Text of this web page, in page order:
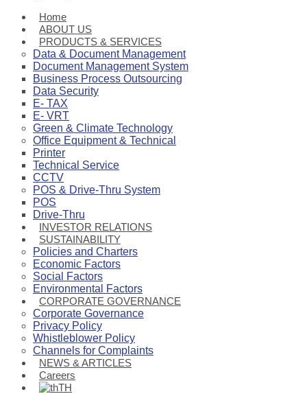
Home
ABOUT US
PRODUCTS & SERVICES
Data & Document Management
Document Management System
Business Process Outsourcing
Data Security
E- TAX
E- VRT
Green & Climate Technology
Office Equipment & Technical
Printer
Technical Service
CCTV
POS & Drive-Thru System
POS
Drive-Thru
INVESTOR RELATIONS
SUSTAINABILITY
Policies and Charters
Economic Factors
Social Factors
Environmental Factors
CORPORATE GOVERNANCE
Corporate Governance
Privacy Policy
Whistleblower Policy
Channels for Complaints
NEWS & ARTICLES
Careers
TH